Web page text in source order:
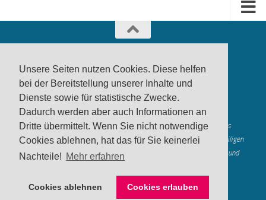
Unsere Seiten nutzen Cookies. Diese helfen
bei der Bereitstellung unserer Inhalte und
Dienste sowie für statistische Zwecke.
Dadurch werden aber auch Informationen an
Dritte übermittelt. Wenn Sie nicht notwendige
Cookies ablehnen, hat das für Sie keinerlei
Nachteile! Mehr erfahren
Cookies ablehnen Cookies erlauben
produktwarnung.eu - 2007-2026
Made in Gerstetten |Medienzentrum Gerstetten
Alle genannten Marken, Warenzeichen und Logos innerhalb dieses
Medienangebotes sind durch die Marken- und Urheberechte der jeweiligen
Rechteinhaber geschützt, und dienen lediglich der Berichterstattung und